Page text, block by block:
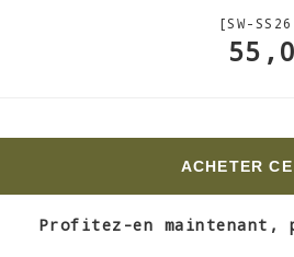
[SW-
ACHETER
Profitez-en maintenant,